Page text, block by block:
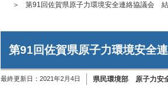
第91回佐賀県原子力環境安全連絡協議会
第91回佐賀県原子力環境安全
最終更新日： 2021年2月4日 県民環境部 原子力安